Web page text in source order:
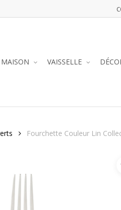
VAISSELLE
Fourchette Couleur Lin